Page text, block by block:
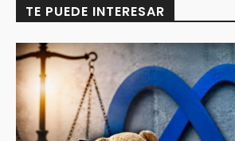
TE PUEDE INTERESAR